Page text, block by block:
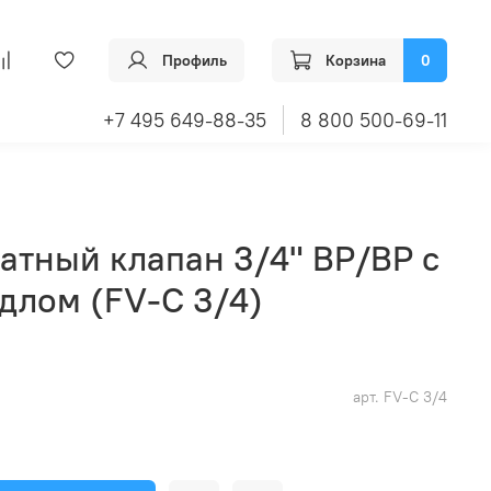
Профиль Корзина 0
+7 495 649-88-35 8 800 500-69-11
арт. FV-C 3/4
клапан 3/4" ВР/ВР с
(FV-C 3/4)